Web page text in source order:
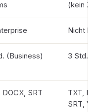
(kein
Nicht
(Business) 3 Std. /
DOCX, SRT
TXT,
SRT,